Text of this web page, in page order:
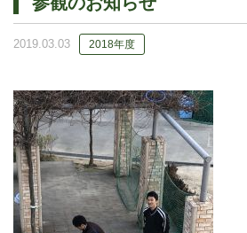
2019.03.03 2018年度